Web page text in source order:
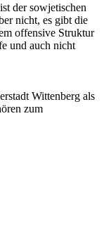
der sowjetischen
nicht, es gibt die
offensive Struktur
und auch nicht
Wittenberg als
zum